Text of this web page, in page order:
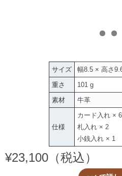
サイズ
幅8.5 × 高さ
重さ
101 g
素材
牛革
仕様
カード入れ × 6
札入れ × 2
小銭入れ × 1
¥23,100（税込）